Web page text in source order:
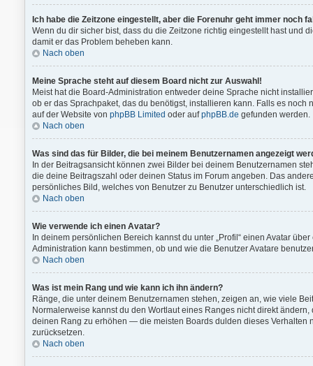
Ich habe die Zeitzone eingestellt, aber die Forenuhr geht immer noch
Wenn du dir sicher bist, dass du die Zeitzone richtig eingestellt hast und
damit er das Problem beheben kann.
Nach oben
Meine Sprache steht auf diesem Board nicht zur Auswahl!
Meist hat die Board-Administration entweder deine Sprache nicht
ob er das Sprachpaket, das du benötigst, installieren kann. Falls es
auf der Website von phpBB Limited oder aufphpBB.de gefunden werden.
Nach oben
Was sind das für Bilder, die bei meinem Benutzernamen angezeigt
In der Beitragsansicht können zwei Bilder bei deinem Benutzernamen
die deine Beitragszahl oder deinen Status im Forum angeben. Das
persönliches Bild, welches von Benutzer zu Benutzer unterschiedlich ist.
Nach oben
Wie verwende ich einen Avatar?
In deinem persönlichen Bereich kannst du unter „Profil“ einen Avatar
Administration kann bestimmen, ob und wie die Benutzer Avatare
Nach oben
Was ist mein Rang und wie kann ich ihn ändern?
Ränge, die unter deinem Benutzernamen stehen, zeigen an, wie viele
Normalerweise kannst du den Wortlaut eines Ranges nicht direkt
deinen Rang zu erhöhen — die meisten Boards dulden dieses Verhalten
zurücksetzen.
Nach oben